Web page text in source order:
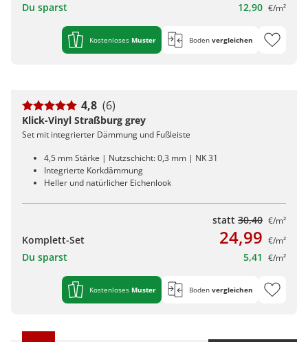
Du sparst 12,90 €/m²
Kostenloses Muster Boden vergleichen
4,8 (6)
Klick-Vinyl Straßburg grey
Set mit integrierter Dämmung und Fußleiste
4,5 mm Stärke | Nutzschicht: 0,3 mm | NK 31
Integrierte Korkdämmung
Heller und natürlicher Eichenlook
statt 30,40 €/m²
Komplett-Set 24,99 €/m²
Du sparst 5,41 €/m²
Kostenloses Muster Boden vergleichen